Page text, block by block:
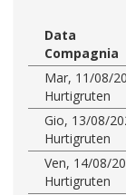
Data
Compagnia
Mar, 11/08/
Hurtigruten
Gio, 13/08/
Hurtigruten
Ven, 14/08/
Hurtigruten